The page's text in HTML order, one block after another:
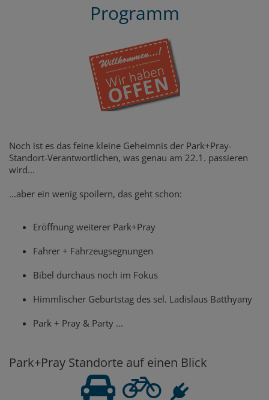
Programm
Noch ist es das feine kleine Geheimnis der Park+Pray-
Standort-Verantwortlichen, was genau am 22.1. passieren
wird...
...aber ein wenig spoilern, das geht schon:
Eröffnung weiterer Park+Pray
Fahrer + Fahrzeugsegnungen
Bibel durchaus noch im Fokus
Himmlischer Geburtstag des sel. Ladislaus Batthyany
Park + Pray & Party ...
Park+Pray Standorte auf einen Blick